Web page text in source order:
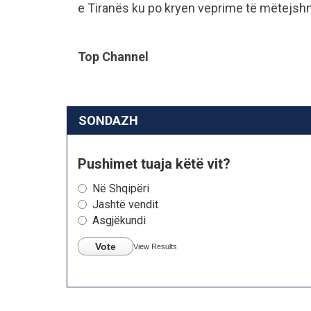
e Tiranës ku po kryen veprime të
Top Channel
SONDAZH
Pushimet tuaja këtë vit?
Në Shqipëri
Jashtë vendit
Asgjëkundi
Vote View Results